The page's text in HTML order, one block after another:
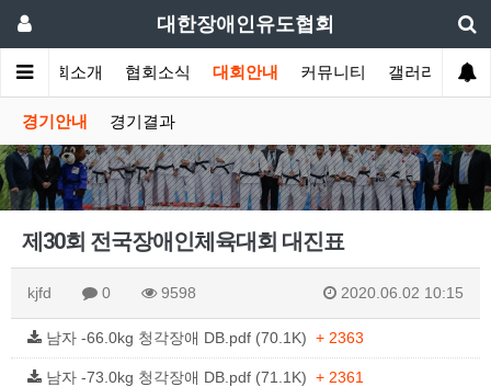
대한장애인유도협회
협회소개 협회소식 대회안내 커뮤니티 갤러리
경기안내 경기결과
제30회 전국장애인체육대회 대진표
kjfd 0 9598 2020.06.02 10:15
남자 -66.0kg 청각장애 DB.pdf (70.1K) + 2363
남자 -73.0kg 청각장애 DB.pdf (71.1K) + 2361